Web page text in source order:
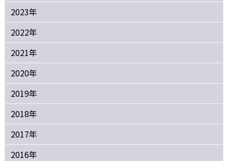
2023年
2022年
2021年
2020年
2019年
2018年
2017年
2016年